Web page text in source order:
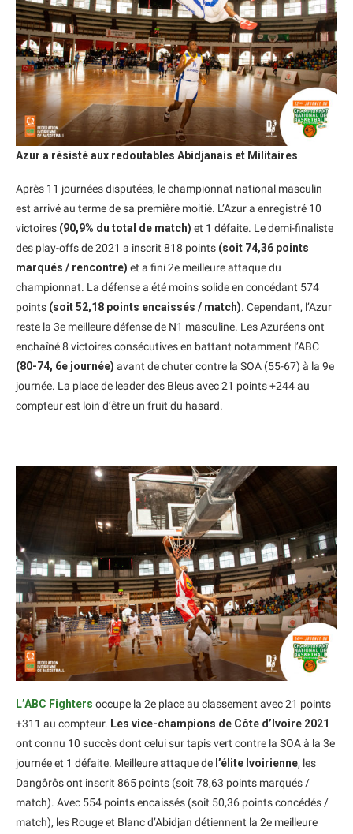
Azur a résisté aux redoutables Abidjanais et Militaires
Après 11 journées disputées, le championnat national masculin
est arrivé au terme de sa première moitié. L’Azur a enregistré 10
victoires (90,9% du total de match) et 1 défaite. Le demi-finaliste
des play-offs de 2021 a inscrit 818 points (soit 74,36 points
marqués / rencontre) et a fini 2e meilleure attaque du
championnat. La défense a été moins solide en concédant 574
points (soit 52,18 points encaissés / match). Cependant, l’Azur
reste la 3e meilleure défense de N1 masculine. Les Azuréens ont
enchaîné 8 victoires consécutives en battant notamment l’ABC
(80-74, 6e journée) avant de chuter contre la SOA (55-67) à la 9e
journée. La place de leader des Bleus avec 21 points +244 au
compteur est loin d’être un fruit du hasard.
L’ABC Fighters occupe la 2e place au classement avec 21 points
+311 au compteur. Les vice-champions de Côte d’Ivoire 2021
ont connu 10 succès dont celui sur tapis vert contre la SOA à la 3e
journée et 1 défaite. Meilleure attaque de l’élite Ivoirienne, les
Dangôrôs ont inscrit 865 points (soit 78,63 points marqués /
match). Avec 554 points encaissés (soit 50,36 points concédés /
match), les Rouge et Blanc d’Abidjan détiennent la 2e meilleure